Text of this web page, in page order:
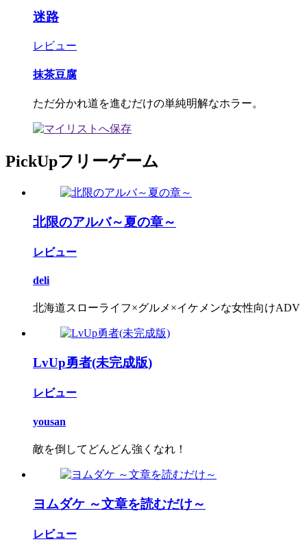
迷路
レビュー
抹茶豆腐
ただ分かれ道を進むだけの単純明解なホラー。
PickUpフリーゲーム
北限のアルバ～夏の章～
レビュー
deli
北海道スローライフ×グルメ×イケメンな女性向けADV
LvUp勇者(未完成版)
レビュー
yousan
敵を倒してどんどん強くなれ！
ヨムダケ ～文章を読むだけ～
レビュー